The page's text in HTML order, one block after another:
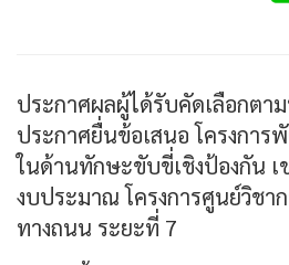
ประกาศผลผู้ได้รับคัดเลือกตา
ประกาศยื่นข้อเสนอ โครงการ
ในด้านทักษะขับขี่เชิงป้องกัน
งบประมาณ โครงการศูนย์วิชา
ทางถนน ระยะที่ 7